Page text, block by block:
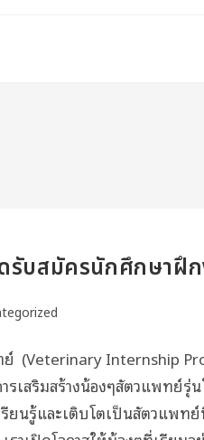
รับสมัครนักศึกษาฝึ
(Veterinary Internship
เสริมสร้างน้องๆสัตวแพทย์รุ่
ยนรู้และเติบโตเป็นสัตวแพท